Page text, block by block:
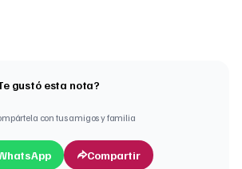
gustó esta nota?
con tus amigos y familia
Compartir